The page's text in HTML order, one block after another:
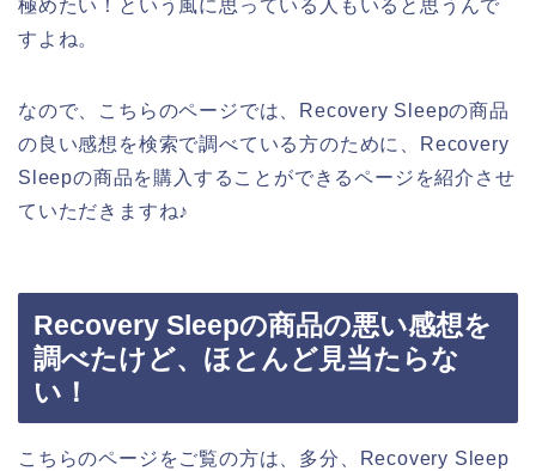
極めたい！という風に思っている人もいると思うんで
すよね。
なので、こちらのページでは、Recovery Sleepの商品
の良い感想を検索で調べている方のために、Recovery
Sleepの商品を購入することができるページを紹介させ
ていただきますね♪
Recovery Sleepの商品の悪い感想を
調べたけど、ほとんど見当たらな
い！
こちらのページをご覧の方は、多分、Recovery Sleep